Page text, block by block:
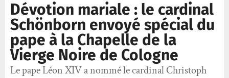
Dévotion mariale : le cardinal
Schönborn envoyé spécial du
pape à la Chapelle de la
Vierge Noire de Cologne
Le pape Léon XIV a nommé le cardinal Christoph